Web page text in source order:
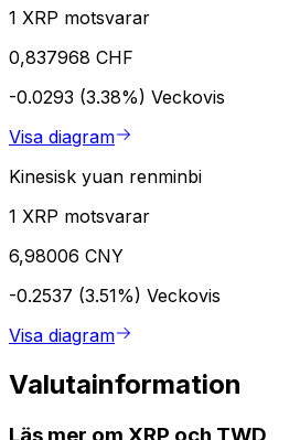
1 XRP motsvarar
0,837968 CHF
-0.0293 (3.38%) Veckovis
Visa diagram
Kinesisk yuan renminbi
1 XRP motsvarar
6,98006 CNY
-0.2537 (3.51%) Veckovis
Visa diagram
Valutainformation
Läs mer om XRP och TWD